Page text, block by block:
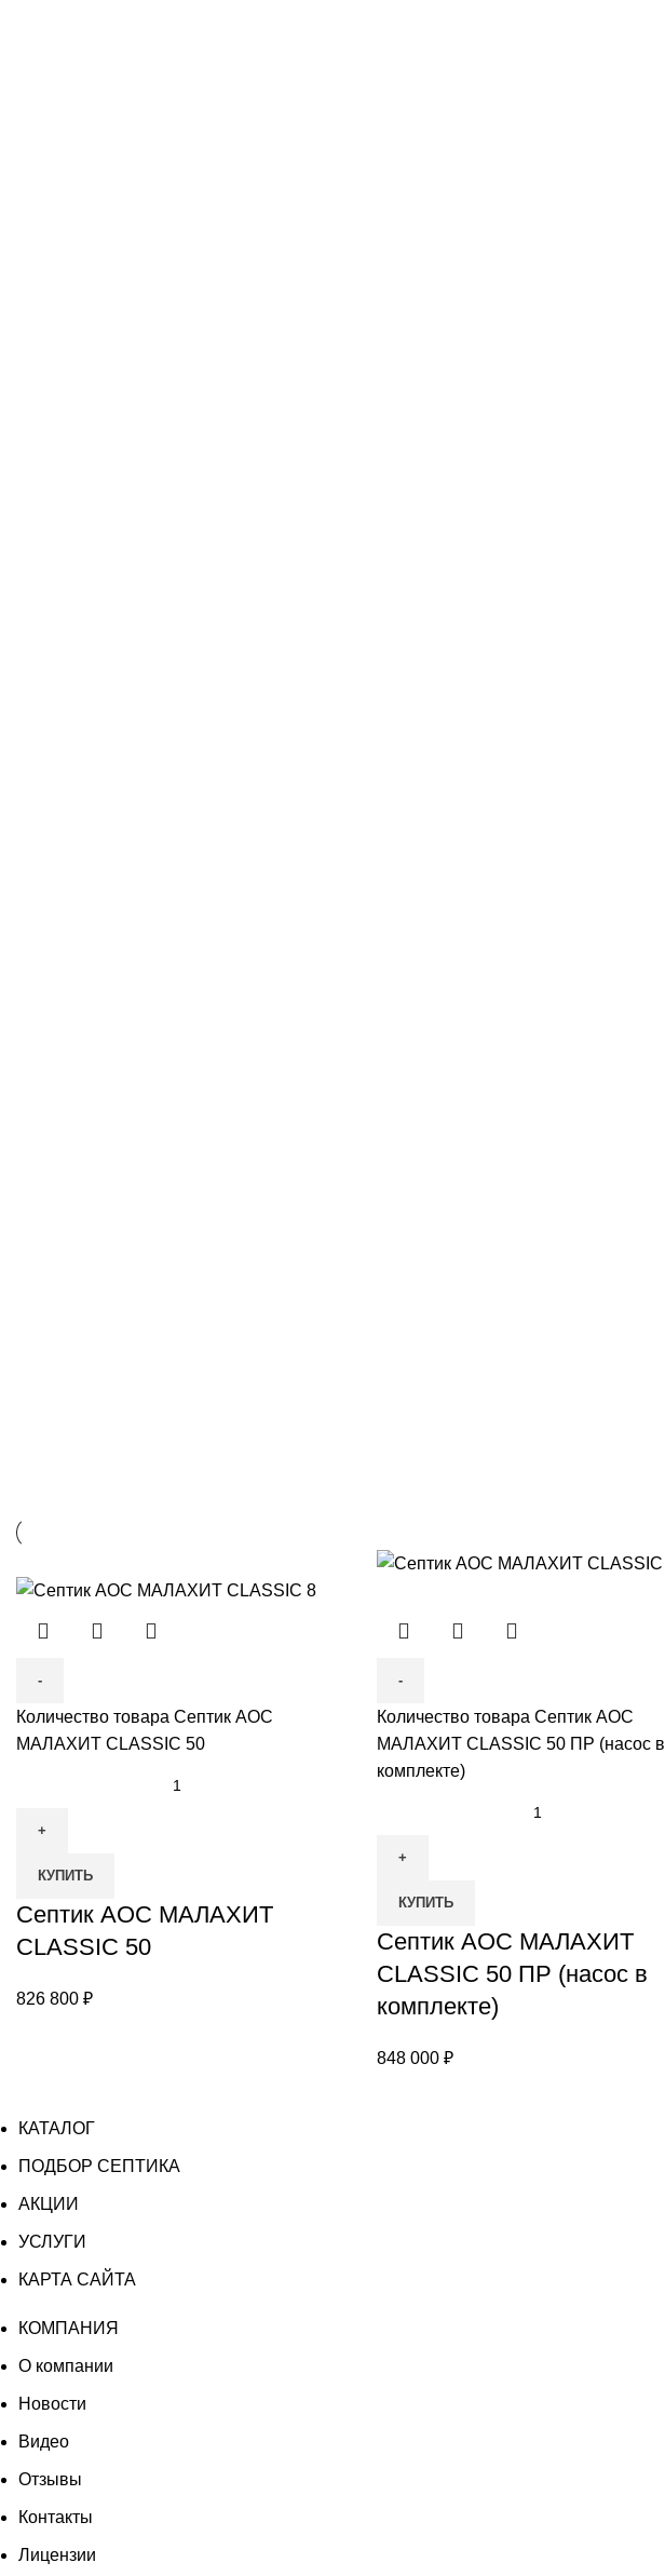
Количество товара Септик АОС
МАЛАХИТ CLASSIC 50
КУПИТЬ
Септик АОС МАЛАХИТ
CLASSIC 50
826 800 ₽
Количество товара Септик АОС
МАЛАХИТ CLASSIC 50 ПР (насос в
комплекте)
КУПИТЬ
Септик АОС МАЛАХИТ
CLASSIC 50 ПР (насос в
комплекте)
848 000 ₽
КАТАЛОГ
ПОДБОР СЕПТИКА
АКЦИИ
УСЛУГИ
КАРТА САЙТА
КОМПАНИЯ
О компании
Новости
Видео
Отзывы
Контакты
Лицензии